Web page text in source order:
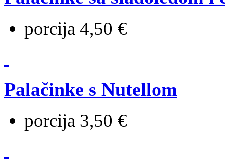
porcija 4,50 €
Palačinke s Nutellom
porcija 3,50 €